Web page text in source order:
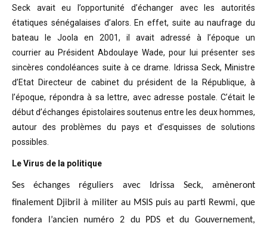
Seck avait eu l’opportunité d’échanger avec les autorités
étatiques sénégalaises d’alors. En effet, suite au naufrage du
bateau le Joola en 2001, il avait adressé à l’époque un
courrier au Président Abdoulaye Wade, pour lui présenter ses
sincères condoléances suite à ce drame. Idrissa Seck, Ministre
d’Etat Directeur de cabinet du président de
la République, à
l’époque, répondra à sa lettre, avec adresse postale. C’était le
début d’échanges épistolaires soutenus entre les deux hommes,
autour des problèmes du pays et d’esquisses de solutions
possibles.
Le Virus de la politique
Ses échanges réguliers avec Idrissa Seck, amèneront
finalement Djibril à militer au MSIS puis au parti Rewmi, que
fondera l’ancien numéro 2 du PDS et du Gouvernement,